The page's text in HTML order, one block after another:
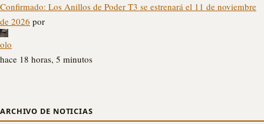
Confirmado: Los Anillos de Poder T3 se estrenará el 11 de noviembre
de 2026 por
olo
hace 18 horas, 5 minutos
ARCHIVO DE NOTICIAS